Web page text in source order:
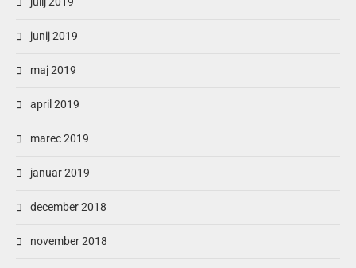
junij 2019
maj 2019
april 2019
marec 2019
januar 2019
december 2018
november 2018